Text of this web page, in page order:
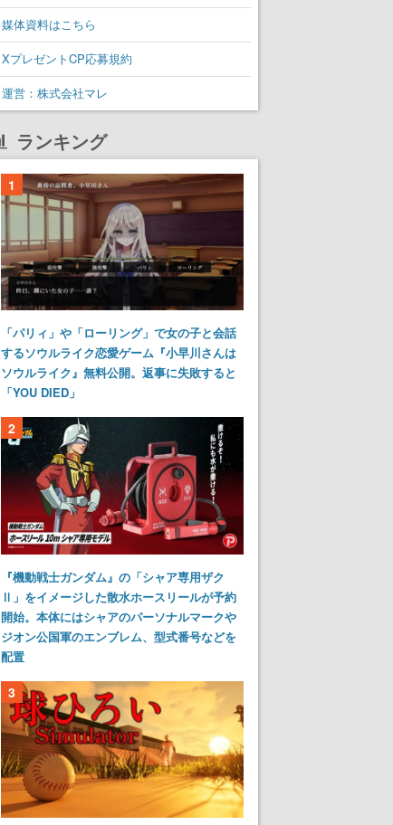
媒体資料はこちら
XプレゼントCP応募規約
運営：株式会社マレ
ランキング
1
「パリィ」や「ローリング」で女の子と会話
するソウルライク恋愛ゲーム『小早川さんは
ソウルライク』無料公開。返事に失敗すると
「YOU DIED」
2
『機動戦士ガンダム』の「シャア専用ザク
Ⅱ」をイメージした散水ホースリールが予約
開始。本体にはシャアのパーソナルマークや
ジオン公国軍のエンブレム、型式番号などを
配置
3